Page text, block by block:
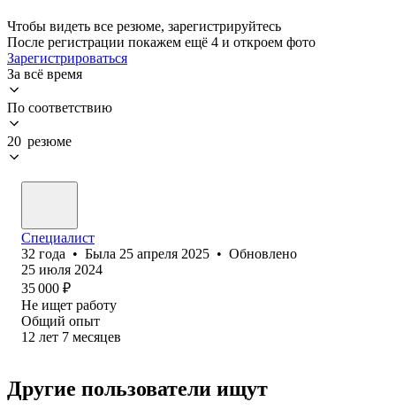
Чтобы видеть все резюме, зарегистрируйтесь
После регистрации покажем ещё 4 и откроем фото
Зарегистрироваться
За всё время
По соответствию
20 резюме
Специалист
32 года • Была 25 апреля 2025 • Обновлено
25 июля 2024
35 000 ₽
Не ищет работу
Общий опыт
12 лет 7 месяцев
Другие пользователи ищут